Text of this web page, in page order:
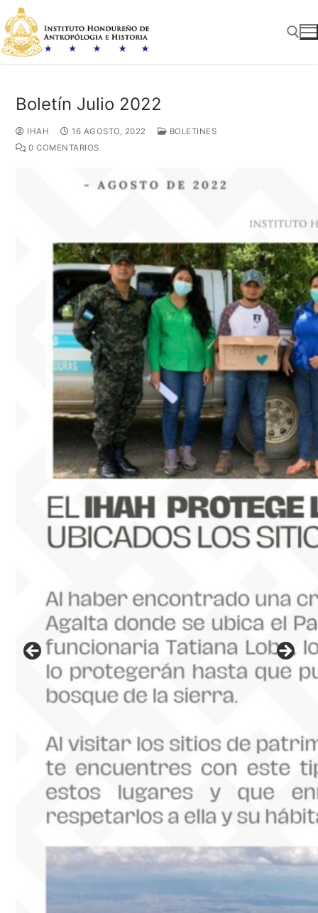
al
contenido
Boletín Julio 2022
IHAH 16 AGOSTO, 2022
BOLETINES
0 COMENTARIOS